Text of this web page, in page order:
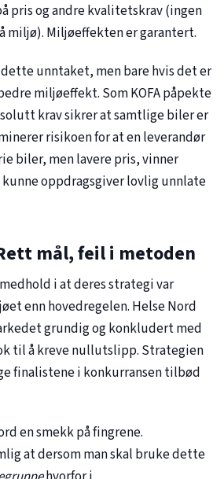
pris og andre kvalitetskrav (ingen
Miljøeffekten er garantert.
unntaket, men bare hvis det er
miljøeffekt. Som KOFA påpekte
krav sikrer at samtlige biler er
risikoen for at en leverandør
biler, men lavere pris, vinner
oppdragsgiver lovlig unnlate
mål, feil i metoden
i at deres strategi var
enn hovedregelen. Helse Nord
grundig og konkludert med
til å kreve nullutslipp. Strategien
finalistene i konkurransen tilbød
en smekk på fingrene.
at dersom man skal bruke dette